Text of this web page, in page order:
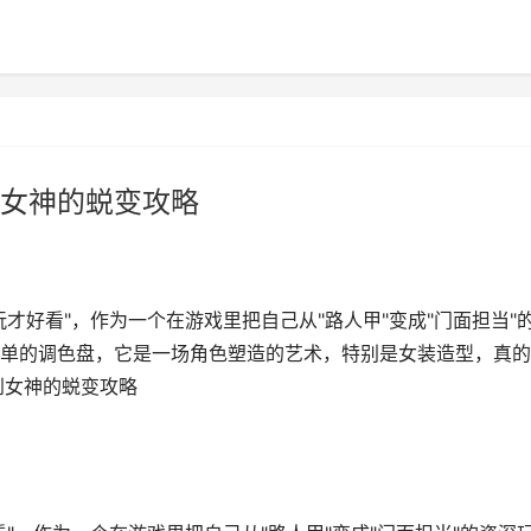
神的蜕变攻略
好看"，作为一个在游戏里把自己从"路人甲"变成"门面担当"
的调色盘，它是一场角色塑造的艺术，特别是女装造型，真
神的蜕变攻略